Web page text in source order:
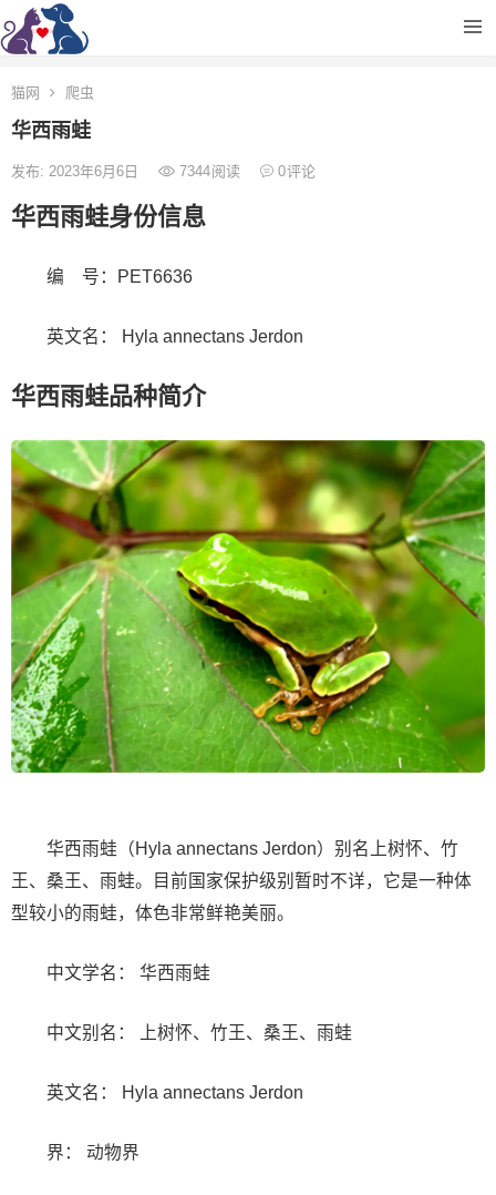
猫网 爬虫
华西雨蛙
发布: 2023年6月6日 7344阅读 0评论
华西雨蛙身份信息
编 号：PET6636
英文名： Hyla annectans Jerdon
华西雨蛙品种简介
华西雨蛙（Hyla annectans Jerdon）别名上树怀、竹
王、桑王、雨蛙。目前国家保护级别暂时不详，它是一种体
型较小的雨蛙，体色非常鲜艳美丽。
中文学名： 华西雨蛙
中文别名： 上树怀、竹王、桑王、雨蛙
英文名： Hyla annectans Jerdon
界： 动物界